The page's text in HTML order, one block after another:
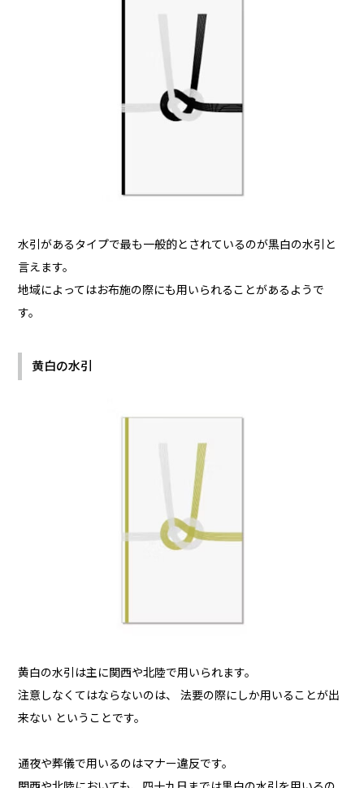
水引があるタイプで最も一般的とされているのが黒白の水引と
言えます。
地域によってはお布施の際にも用いられることがあるようで
す。
黄白の水引
黄白の水引は主に関西や北陸で用いられます。
注意しなくてはならないのは、 法要の際にしか用いることが出
来ない ということです。
通夜や葬儀で用いるのはマナー違反です。